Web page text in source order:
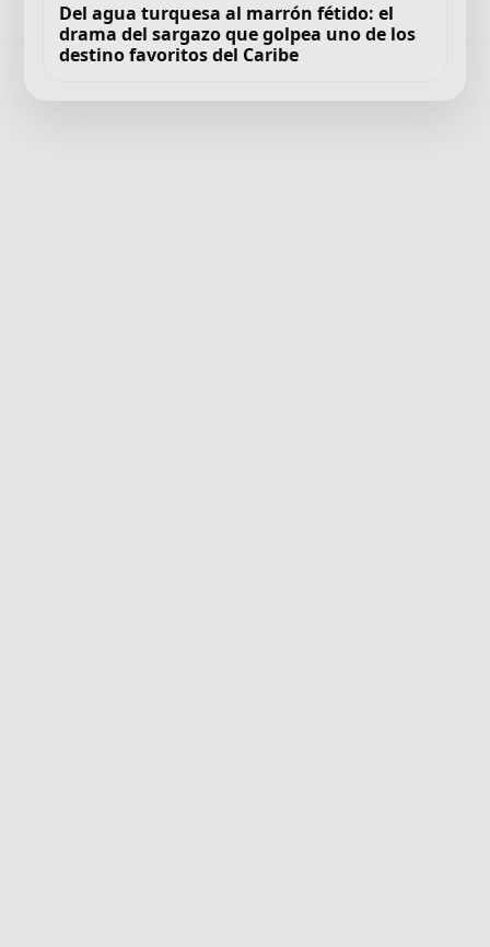
Del agua turquesa al marrón fétido: el
drama del sargazo que golpea uno de los
destino favoritos del Caribe